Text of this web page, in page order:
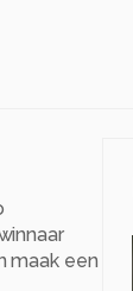
maak een